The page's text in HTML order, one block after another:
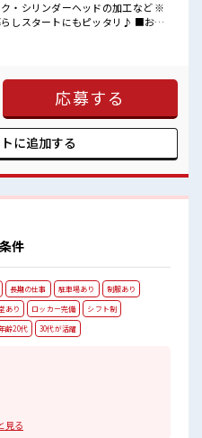
らくちん♪
・シリンダーヘッドの加工など ※
スタートにもピッタリ♪ ■お仕
家電付きのワンルーム寮完備！ さ
オススメ！ 赴任時の交通費の支給
らくらく通勤*》 駐車場は無料で
転車・電車通勤OK！ ご自身のラ
勤方法を選べます！ 《うれしい土
がたてやすい土日やすみ！ プライ
もあります！ コンビニは職場の目
お昼ご飯に困らないですね♪ #ryo
応募する
に追加する
件
長期の仕事 駐車場あり
制服あり
あり ロッカー完備
シフト制
齢20代 30代が活躍
見る